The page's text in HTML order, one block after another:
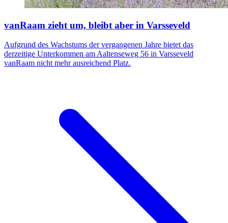
vanRaam zieht um, bleibt aber in Varsseveld
Aufgrund des Wachstums der vergangenen Jahre bietet das
derzeitige Unterkommen am Aaltenseweg 56 in Varsseveld
vanRaam nicht mehr ausreichend Platz.